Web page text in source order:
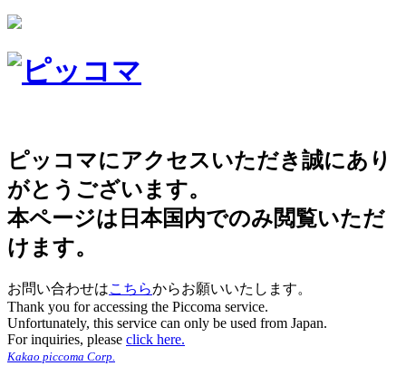
ピッコマにアクセスいただき誠にあり
がとうございます。
本ページは日本国内でのみ閲覧いただ
けます。
お問い合わせはこちらからお願いいたします。
Thank you for accessing the Piccoma service.
Unfortunately, this service can only be used from Japan.
For inquiries, please click here.
Kakao piccoma Corp.